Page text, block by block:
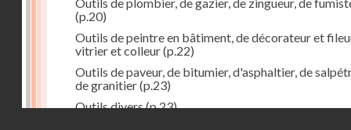
(p.20)
Outils de peintre en bâtiment, de décorateur et
vitrier et colleur(p.22)
Outils de paveur, de bitumier, d'asphaltier, de
de granitier(p.23)
Outils divers(p.23)